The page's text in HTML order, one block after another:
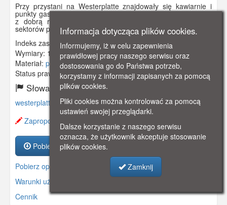
Przy przystani na Westerplatte znajdowały się kawiarnie i
punkty gastronomiczne. Znajdowała się również poczekalnia
z dobrą restauracją. Wiodła stąd aleja do wydzielonych
sektorów plażowych.
Indeks zasobu:GSP00953
Wymiary: 138 x 86 mm
Materiał: pocztówka
Status prawny:Użycie Niekomercyjne
Słowa kluczowe:
westerplatte prom,przystań,kurort,
Zaproponuj zmianę opisu.
Pobierz zasób
Pobierz opis
Warunki używania zasobów.
Cennik
Informacja dotycząca plików cookies.
Informujemy, iż w celu zapewnienia
prawidłowej pracy naszego serwisu oraz
dostosowania go do Państwa potrzeb,
korzystamy z informacji zapisanych za pomocą
plików cookies.
Pliki cookies można kontrolować za pomocą
ustawień swojej przeglądarki.
Dalsze korzystanie z naszego serwisu
oznacza, że użytkownik akceptuje stosowanie
plików cookies.
Zamknij